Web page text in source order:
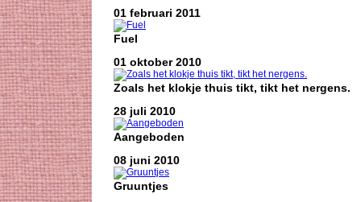
01 februari 2011
Fuel
01 oktober 2010
Zoals het klokje thuis tikt, tikt het nergens.
28 juli 2010
Aangeboden
08 juni 2010
Gruuntjes